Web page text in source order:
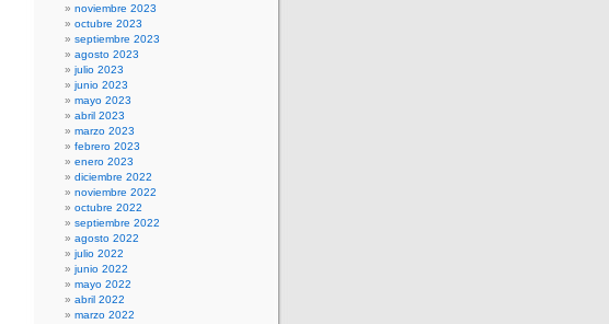
noviembre 2023
octubre 2023
septiembre 2023
agosto 2023
julio 2023
junio 2023
mayo 2023
abril 2023
marzo 2023
febrero 2023
enero 2023
diciembre 2022
noviembre 2022
octubre 2022
septiembre 2022
agosto 2022
julio 2022
junio 2022
mayo 2022
abril 2022
marzo 2022